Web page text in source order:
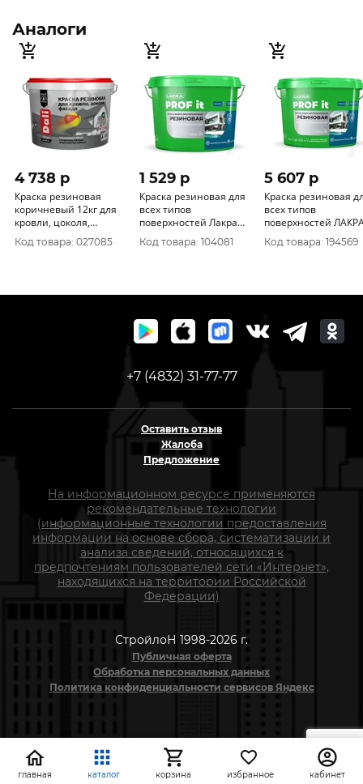
Аналоги
4 738 p
Краска резиновая
коричневый 12кг для
кровли, цоколя,
фасада Дали
Код товара: 027085
1 529 p
Краска резиновая для
всех типов
поверхностей Лакра
PROF IT база А, Белый
RAL 9003 3 кг
Код товара: 104081
5 607 p
Краска резиновая
всех типов
поверхностей
PROF IT графит RAL
7024 14кг
Код товара: 194569
+7 (4832) 31-77-77
Оставить отзыв
Жалоба
Предложение
На информационном ресурсе применяются
рекомендательные технологии
(информационные технологии предоставления
информации на основе сбора, систематизации и
анализа сведений, относящихся к
предпочтениям пользователей сети «Интернет»,
находящихся на территории Российской
Федерации)
СтройлоН 1998-2026 г.
Публичная оферта
Обработка персональных данных
Политика конфиденциальности сервисов Яндекс
главная каталог корзина избранное кабинет